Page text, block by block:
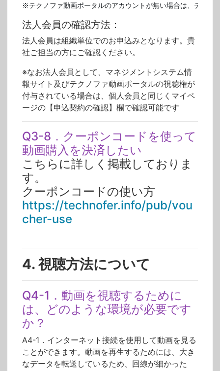
※テクノファ動画ポータルのアカウントが無い場合は、テクノ
法人会員の確認方法：
法人会員は組織単位でのお申込みとなります。貴
社ご担当の方にご確認ください。
※なお法人会員として、マネジメントシステム情
報サイト及びテクノファ動画ポータルの視聴権が
付与されている場合は、個人会員と同じくマイペ
ージの【申込契約の確認】欄で確認可能です
Q3-8．クーポンコードを使って
動画購入を決済したい
こちらに詳しく掲載しておりま
す。
クーポンコードの使い方
https://technofer.info/pub/vou
cher-use
4. 視聴方法について
Q4-1．動画を視聴するために
は、どのような環境が必要です
か？
A4-1．インターネット接続を使用して動画を見る
ことができます。動画を再生するためには、大き
なデータを転送しているため、回線が細かった